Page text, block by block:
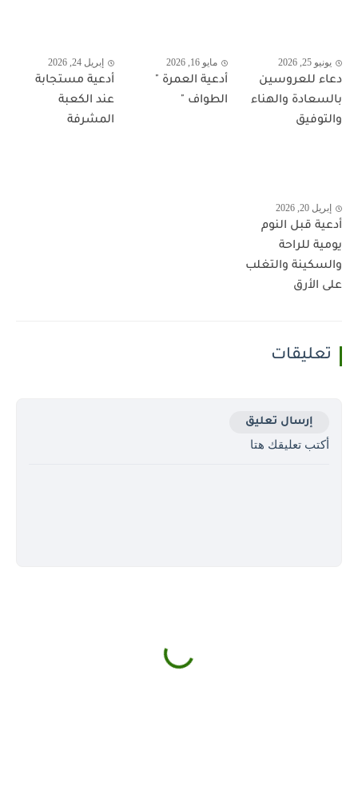
يونيو 25, 2026
دعاء للعروسين
بالسعادة والهناء
والتوفيق
مايو 16, 2026
أدعية العمرة "
الطواف "
إبريل 24, 2026
أدعية مستجابة
عند الكعبة
المشرفة
إبريل 20, 2026
أدعية قبل النوم
يومية للراحة
والسكينة والتغلب
على الأرق
تعليقات
إرسال تعليق
أكتب تعليقك هتا